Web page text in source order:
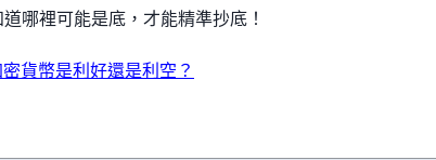
哪裡可能是底，才能精準抄底！
貨幣是利好還是利空？